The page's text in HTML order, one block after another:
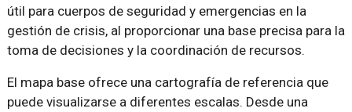
útil para cuerpos de seguridad y emergencias en la
gestión de crisis, al proporcionar una base precisa para la
toma de decisiones y la coordinación de recursos.
El mapa base ofrece una cartografía de referencia que
puede visualizarse a diferentes escalas. Desde una